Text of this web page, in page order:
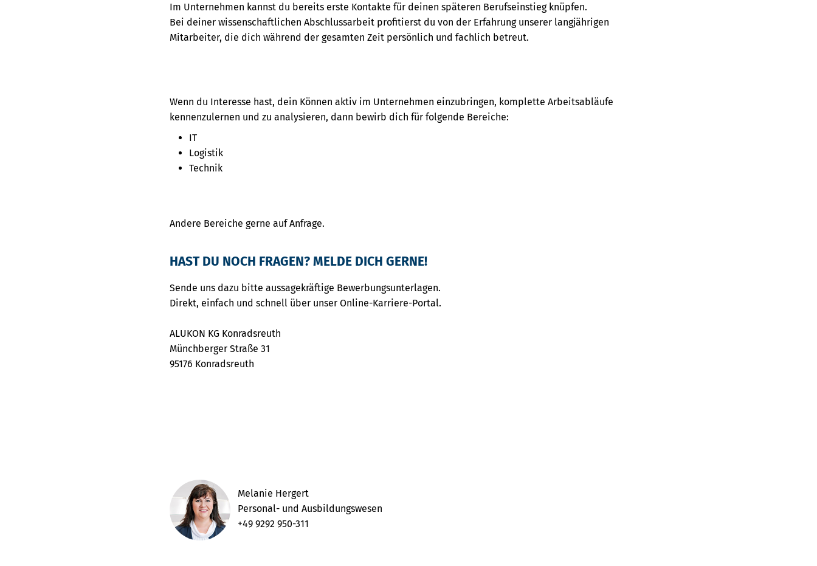
Im Unternehmen kannst du bereits erste Kontakte für deinen späteren Berufseinstieg knüpfen.
Bei deiner wissenschaftlichen Abschlussarbeit profitierst du von der Erfahrung unserer langjährigen
Mitarbeiter, die dich während der gesamten Zeit persönlich und fachlich betreut.
Wenn du Interesse hast, dein Können aktiv im Unternehmen einzubringen, komplette Arbeitsabläufe
kennenzulernen und zu analysieren, dann bewirb dich für folgende Bereiche:
IT
Logistik
Technik
Andere Bereiche gerne auf Anfrage.
HAST DU NOCH FRAGEN? MELDE DICH GERNE!
Sende uns dazu bitte aussagekräftige Bewerbungsunterlagen.
Direkt, einfach und schnell über unser Online-Karriere-Portal.
ALUKON KG Konradsreuth
Münchberger Straße 31
95176 Konradsreuth
Melanie Hergert
Personal- und Ausbildungswesen
+49 9292 950-311